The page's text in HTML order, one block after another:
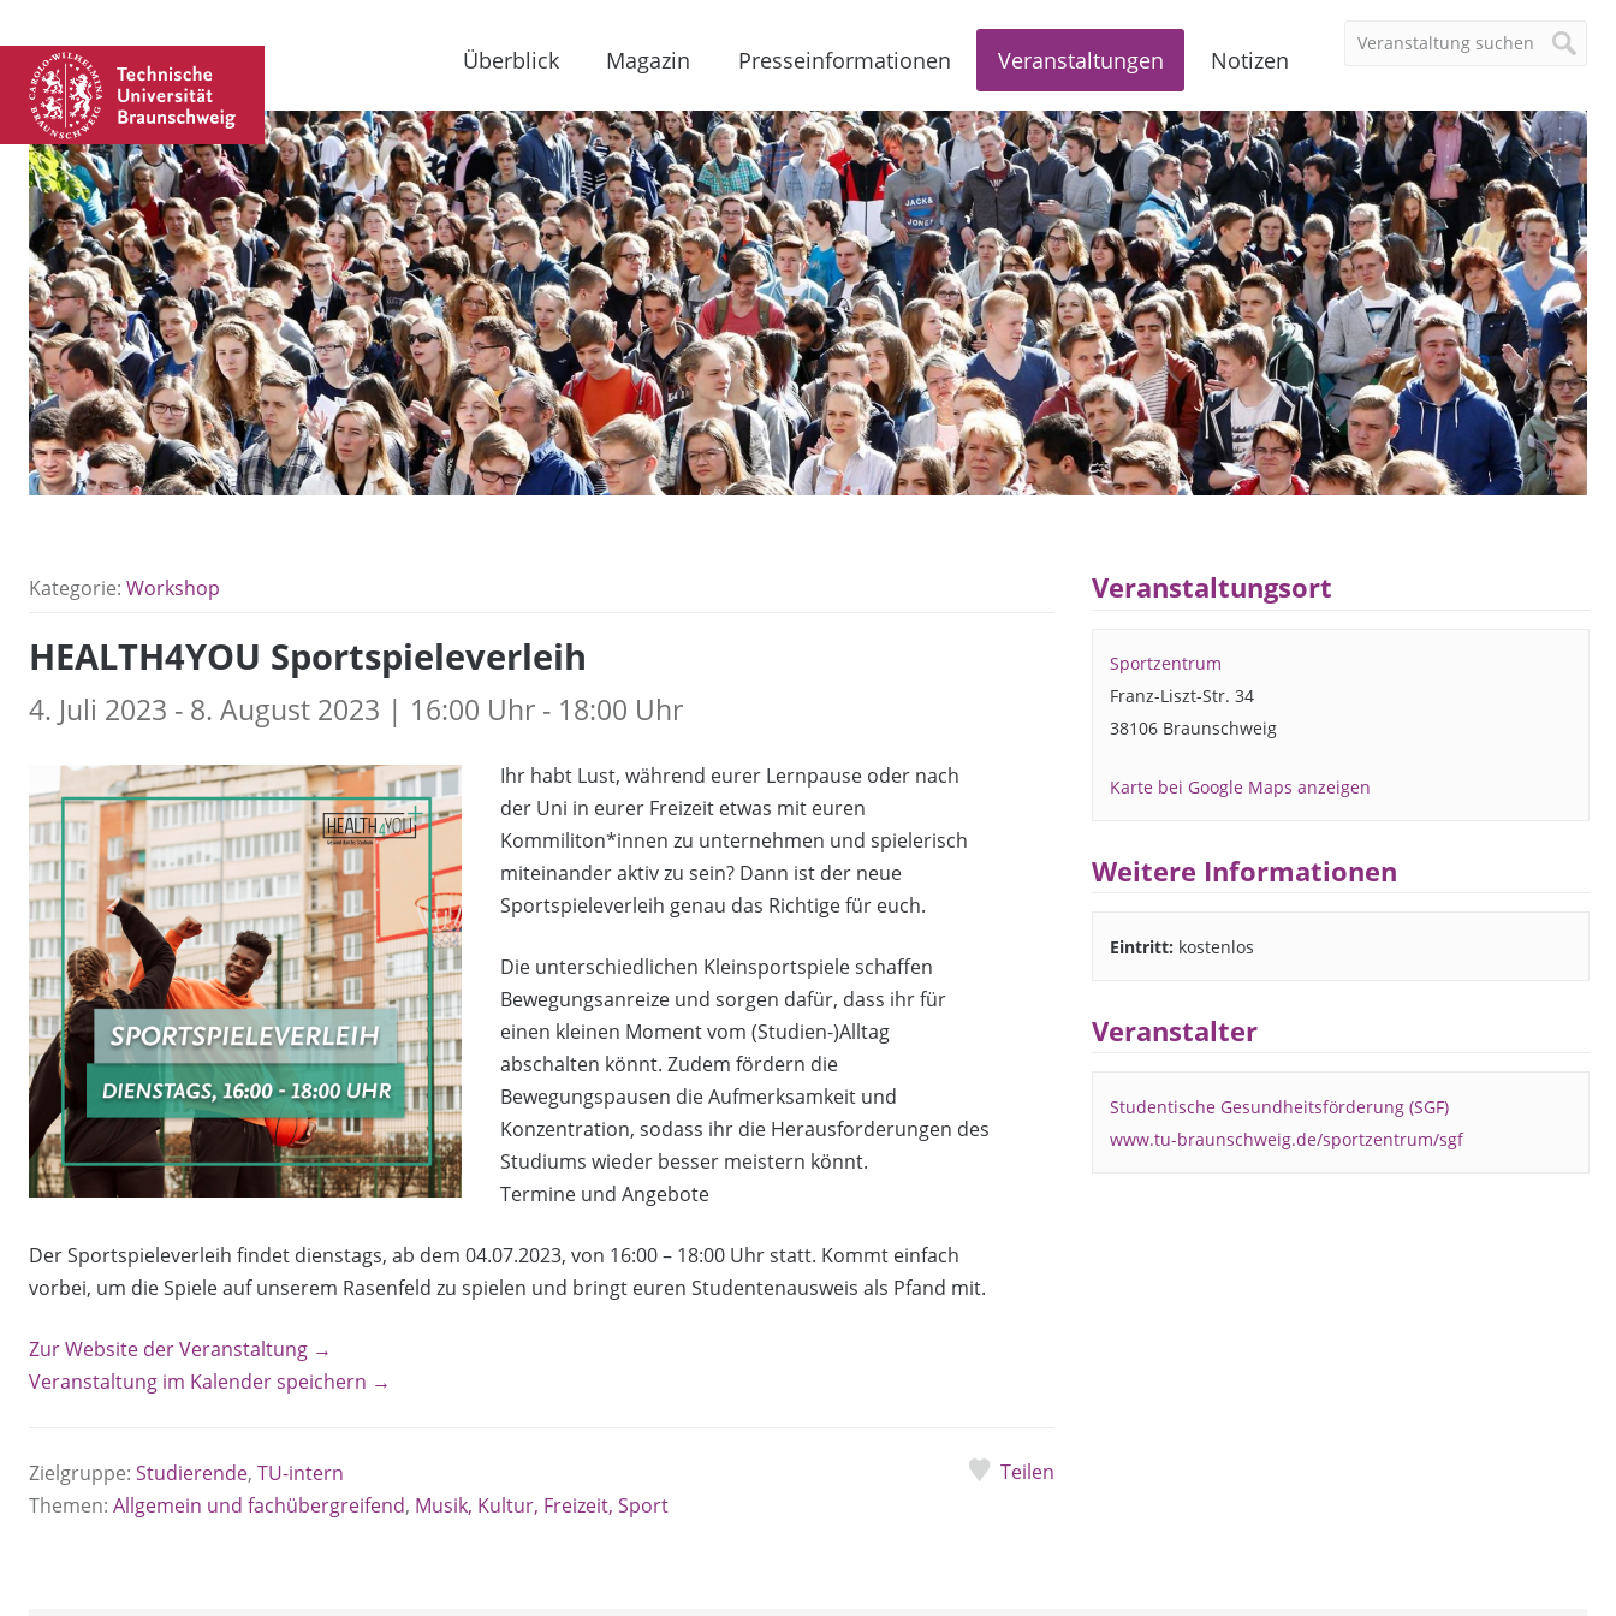
Überblick Magazin Presseinformationen Veranstaltungen Notizen
Kategorie: Workshop
HEALTH4YOU Sportspieleverleih
4. Juli 2023 - 8. August 2023 | 16:00 Uhr - 18:00 Uhr
Ihr habt Lust, während eurer Lernpause oder nach
der Uni in eurer Freizeit etwas mit euren
Kommiliton*innen zu unternehmen und spielerisch
miteinander aktiv zu sein? Dann ist der neue
Sportspieleverleih genau das Richtige für euch.
Die unterschiedlichen Kleinsportspiele schaffen
Bewegungsanreize und sorgen dafür, dass ihr für
einen kleinen Moment vom (Studien-)Alltag
abschalten könnt. Zudem fördern die
Bewegungspausen die Aufmerksamkeit und
Konzentration, sodass ihr die Herausforderungen des
Studiums wieder besser meistern könnt.
Termine und Angebote
Der Sportspieleverleih findet dienstags, ab dem 04.07.2023, von 16:00 – 18:00 Uhr statt. Kommt einfach
vorbei, um die Spiele auf unserem Rasenfeld zu spielen und bringt euren Studentenausweis als Pfand mit.
Zur Website der Veranstaltung →
Veranstaltung im Kalender speichern →
Zielgruppe: Studierende, TU-intern
Themen: Allgemein und fachübergreifend, Musik, Kultur, Freizeit, Sport
Teilen
Veranstaltungsort
Sportzentrum
Franz-Liszt-Str. 34
38106 Braunschweig
Karte bei Google Maps anzeigen
Weitere Informationen
Eintritt: kostenlos
Veranstalter
Studentische Gesundheitsförderung (SGF)
www.tu-braunschweig.de/sportzentrum/sgf